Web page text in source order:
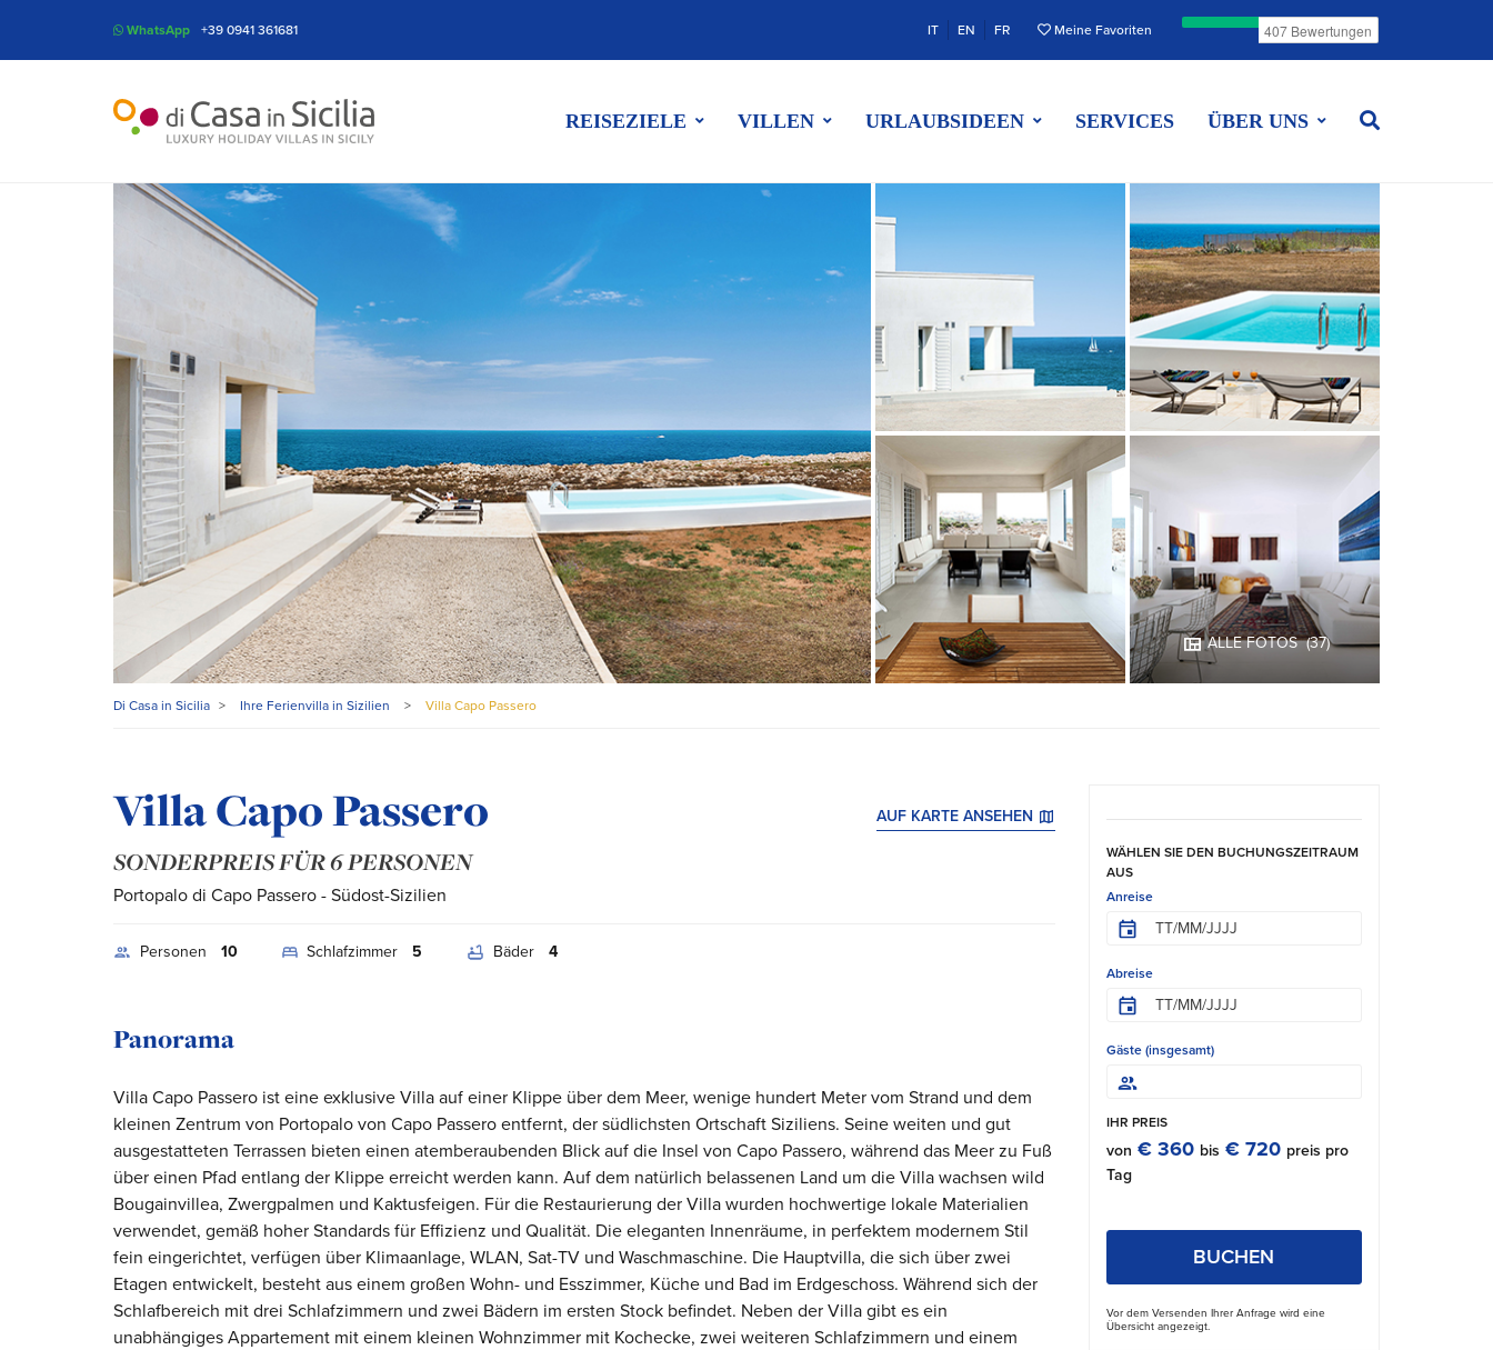
WhatsApp +39 0941 361681 IT EN FR Meine Favoriten
REISEZIELE VILLEN URLAUBSIDEEN SERVICES ÜBER UNS
ALLE FOTOS (37)
Di Casa in Sicilia > Ihre Ferienvilla in Sizilien > Villa Capo Passero
Villa Capo Passero AUF KARTE ANSEHEN
SONDERPREIS FÜR 6 PERSONEN
Portopalo di Capo Passero - Südost-Sizilien
Personen 10 Schlafzimmer 5 Bäder 4
Panorama
Villa Capo Passero ist eine exklusive Villa auf einer Klippe über dem Meer, wenige hundert Meter vom Strand und dem
kleinen Zentrum von Portopalo von Capo Passero entfernt, der südlichsten Ortschaft Siziliens. Seine weiten und gut
ausgestatteten Terrassen bieten einen atemberaubenden Blick auf die Insel von Capo Passero, während das Meer zu Fuß
über einen Pfad entlang der Klippe erreicht werden kann. Auf dem natürlich belassenen Land um die Villa wachsen wild
Bougainvillea, Zwergpalmen und Kaktusfeigen. Für die Restaurierung der Villa wurden hochwertige lokale Materialien
verwendet, gemäß hoher Standards für Effizienz und Qualität. Die eleganten Innenräume, in perfektem modernem Stil
fein eingerichtet, verfügen über Klimaanlage, WLAN, Sat-TV und Waschmaschine. Die Hauptvilla, die sich über zwei
Etagen entwickelt, besteht aus einem großen Wohn- und Esszimmer, Küche und Bad im Erdgeschoss. Während sich der
Schlafbereich mit drei Schlafzimmern und zwei Bädern im ersten Stock befindet. Neben der Villa gibt es ein
unabhängiges Appartement mit einem kleinen Wohnzimmer mit Kochecke, zwei weiteren Schlafzimmern und einem
WÄHLEN SIE DEN BUCHUNGSZEITRAUM
AUS
Anreise
Abreise
Gäste (insgesamt)
IHR PREIS
von € 360 bis € 720 preis pro
Tag
BUCHEN
Vor dem Versenden Ihrer Anfrage wird eine
Übersicht angezeigt.